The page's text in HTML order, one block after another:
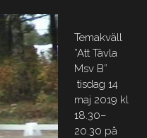
Temakväll
”Att Tävla
Msv B”
tisdag 14
maj 2019 kl
18.30–
20.30 på